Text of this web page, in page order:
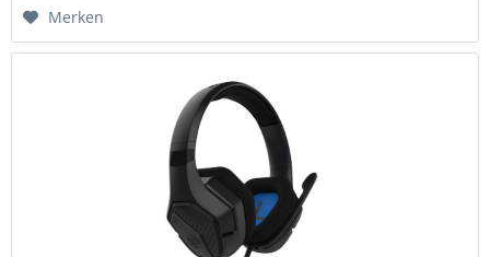
Merken